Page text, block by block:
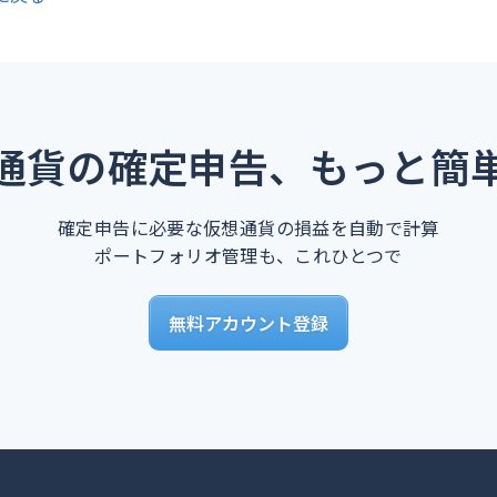
貨の確定申告、もっと簡
確定申告に必要な仮想通貨の損益を自動で計算
ポートフォリオ管理も、これひとつで
無料アカウント登録